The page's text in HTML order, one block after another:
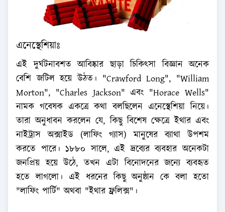
এনেস্থেশিয়াঃ
এই দুর্ঘটনাবশত আবিষ্কার ছাড়া চিকিৎসা বিজ্ঞান অনেক
বেশি জটিল হয়ে উঠত। "Crawford Long", "William
Morton", "Charles Jackson" এবং "Horace Wells"
নামক গবেষক একত্রে কথা বলছিলেন এনেস্থেশিয়া নিয়ে।
তারা অনুধাবন করলেন যে, কিছু বিশেষ ক্ষেত্রে ইথার এবং
নাইট্রাস অক্সাইড (লাফিং গ্যাস) মানুষের ব্যাথা উপশম
করতে পারে। ১৮৮০ সালে, এই দ্রব্যের ব্যবহার অনেকটা
জনপ্রিয় হয়ে উঠে, তখন এটা বিনোদনের জন্যে ব্যবহৃত
হতে লাগলো। এই ধরনের কিছু অনুষ্ঠান কে বলা হতো
"লাফিং পার্টি" অথবা "ইথার ফ্রলিক্স"।